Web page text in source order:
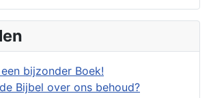
bijzonder Boek!
Bijbel over ons behoud?